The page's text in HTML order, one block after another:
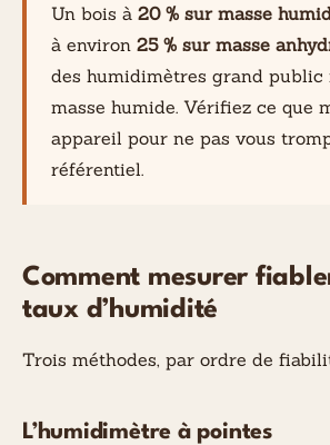
Un bois à 20 % sur masse
à environ 25 % sur masse
des humidimètres grand public
masse humide. Vérifiez ce que
appareil pour ne pas vous
référentiel.
Comment mesurer
taux d’humidité
Trois méthodes, par ordre de
L’humidimètre à pointes